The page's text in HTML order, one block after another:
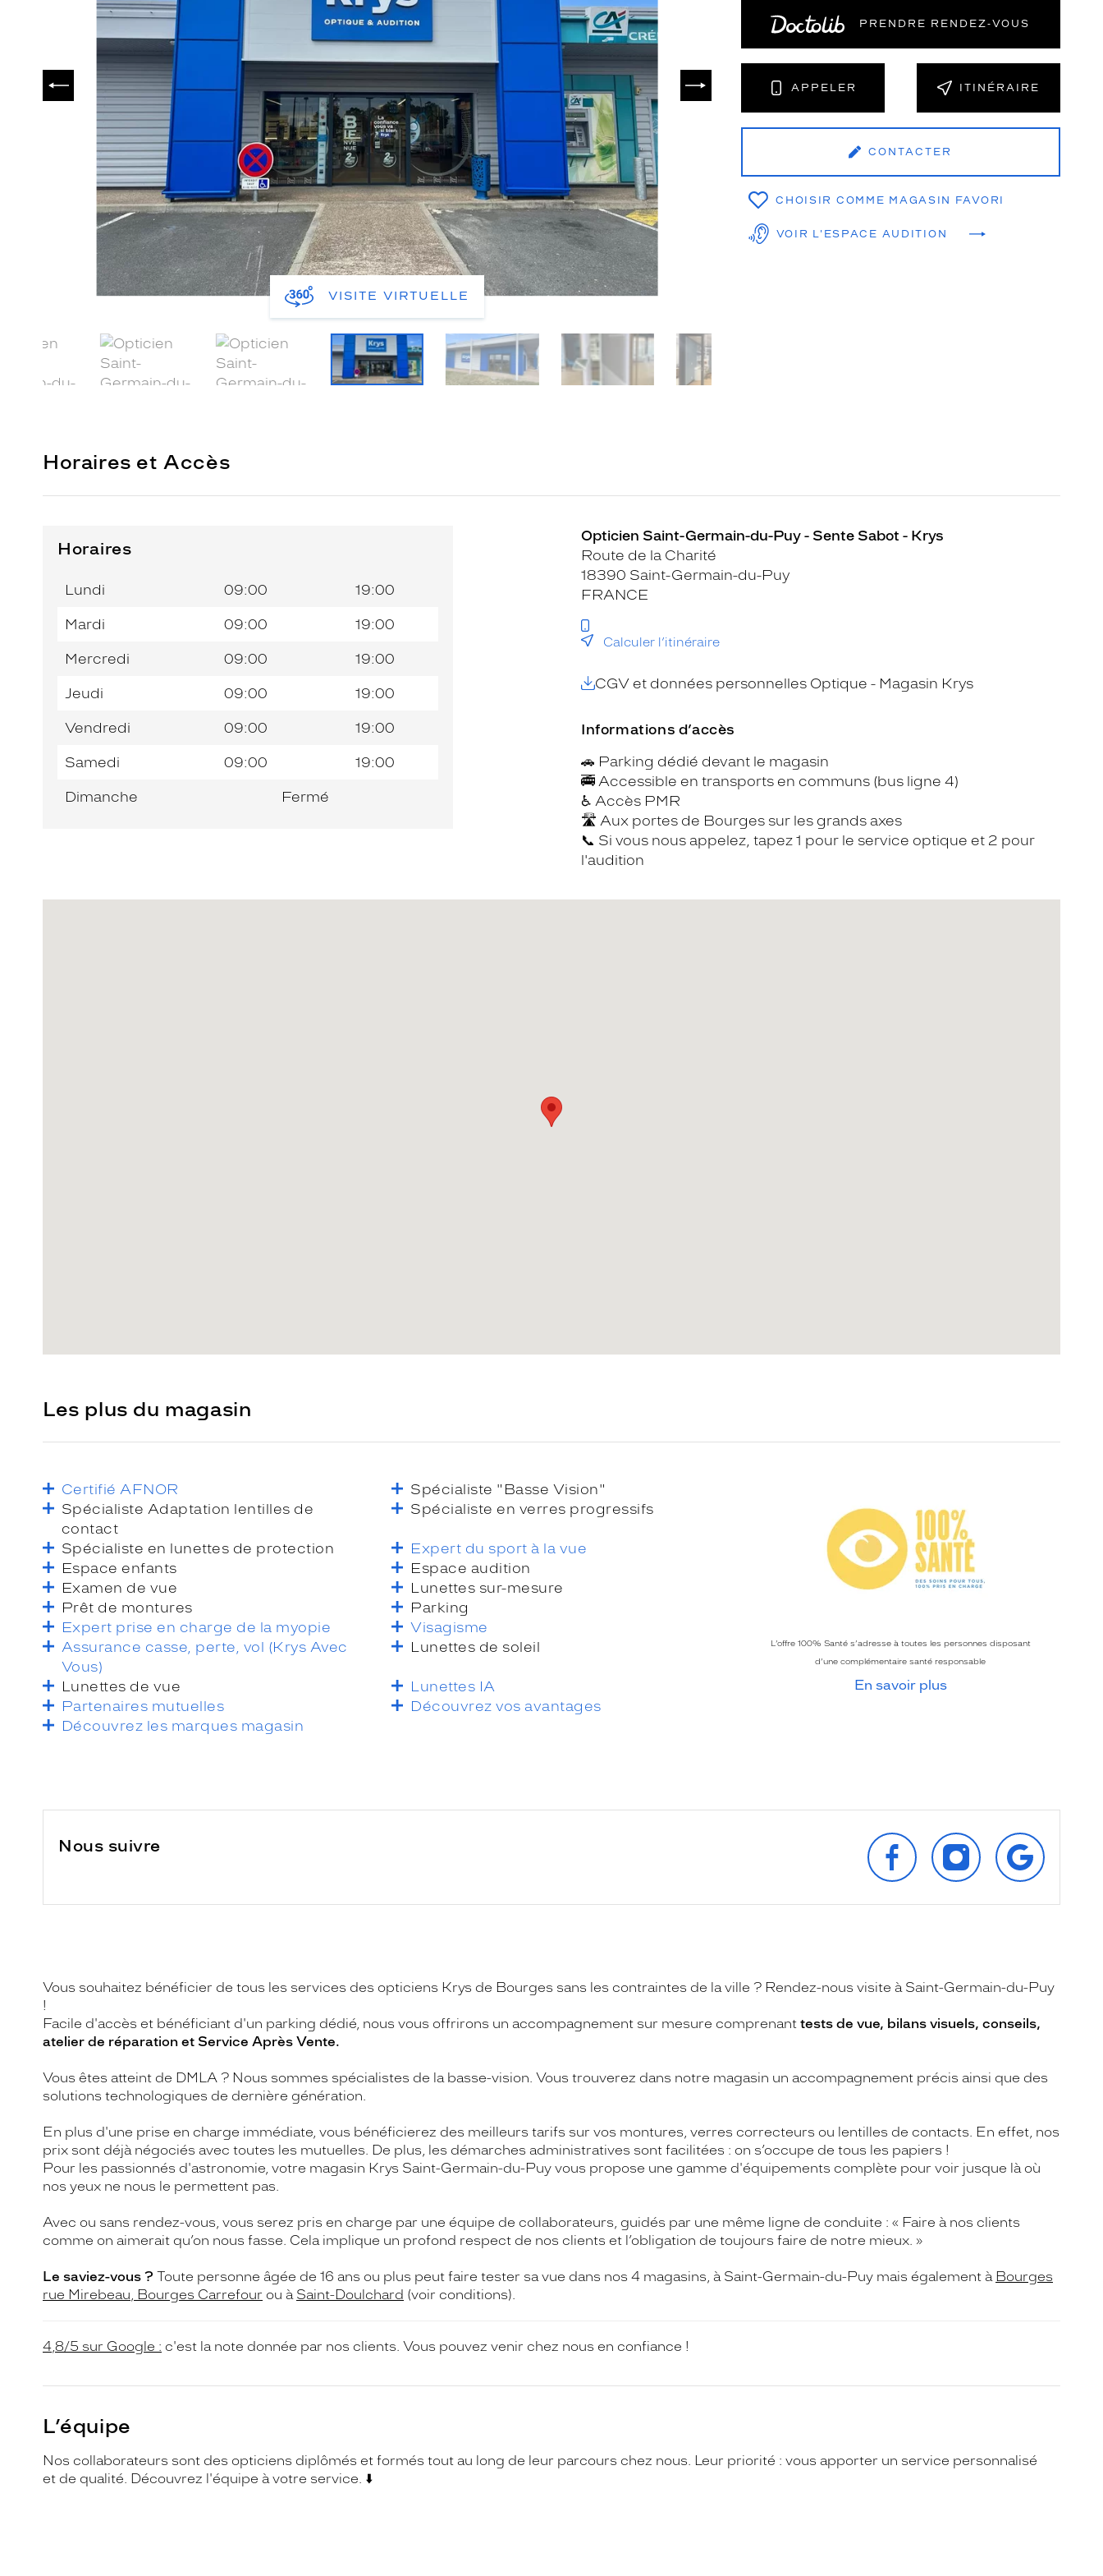
PRÉCÉDENT
VISITE VIRTUELLE
PRENDRE RENDEZ‑VOUS
APPELER ITINÉRAIRE
CONTACTER
CHOISIR COMME MAGASIN FAVORI
VOIR L'ESPACE AUDITION
Horaires et Accès
Horaires
Jour de
semaine
Horaires
l’après-
Lundi 09:00 19:00
Mardi 09:00 19:00
Mercredi 09:00 19:00
Jeudi 09:00 19:00
Vendredi 09:00 19:00
Samedi 09:00 19:00
Dimanche Fermé
Opticien Saint-Germain-du-Puy - Sente Sabot - Krys
Route de la Charité
18390 Saint-Germain-du-Puy
FRANCE
Calculer l’itinéraire
CGV et données personnelles Optique - Magasin Krys
Informations d’accès
🚗 Parking dédié devant le magasin
🚎 Accessible en transports en communs (bus ligne 4)
♿️ Accès PMR
🛣 Aux portes de Bourges sur les grands axes
📞 Si vous nous appelez, tapez 1 pour le service optique et 2 pour
l'audition
Les plus du magasin
Certifié AFNOR
Spécialiste "Basse Vision"
Spécialiste Adaptation lentilles de
contact
Spécialiste en verres progressifs
Spécialiste en lunettes de protection
Expert du sport à la vue
Espace enfants
Espace audition
Examen de vue
Lunettes sur-mesure
Prêt de montures
Parking
Expert prise en charge de la myopie
Visagisme
Assurance casse, perte, vol (Krys Avec
Vous)
Lunettes de soleil
Lunettes de vue
Lunettes IA
Partenaires mutuelles
Découvrez vos avantages
Découvrez les marques magasin
L’offre 100% Santé s’adresse à toutes les personnes disposant
d’une complémentaire santé responsable
En savoir plus
Nous suivre
SUIVEZ‑NOUS
SUR
FACEBOOK
SUIVEZ‑NOUS
SUR
INSTAGRAM
SUR
GOOGLE
Vous souhaitez bénéficier de tous les services des opticiens Krys de Bourges sans les contraintes de la ville ? Rendez-nous visite à Saint-Germain-du-Puy
!
Facile d'accès et bénéficiant d'un parking dédié, nous vous offrirons un accompagnement sur mesure comprenant tests de vue, bilans visuels, conseils,
atelier de réparation et Service Après Vente.
Vous êtes atteint de DMLA ? Nous sommes spécialistes de la basse-vision. Vous trouverez dans notre magasin un accompagnement précis ainsi que des
solutions technologiques de dernière génération.
En plus d'une prise en charge immédiate, vous bénéficierez des meilleurs tarifs sur vos montures, verres correcteurs ou lentilles de contacts. En effet, nos
prix sont déjà négociés avec toutes les mutuelles. De plus, les démarches administratives sont facilitées : on s’occupe de tous les papiers !
Pour les passionnés d'astronomie, votre magasin Krys Saint-Germain-du-Puy vous propose une gamme d'équipements complète pour voir jusque là où
nos yeux ne nous le permettent pas.
Avec ou sans rendez-vous, vous serez pris en charge par une équipe de collaborateurs, guidés par une même ligne de conduite : « Faire à nos clients
comme on aimerait qu’on nous fasse. Cela implique un profond respect de nos clients et l’obligation de toujours faire de notre mieux. »
Le saviez-vous ? Toute personne âgée de 16 ans ou plus peut faire tester sa vue dans nos 4 magasins, à Saint-Germain-du-Puy mais également à Bourges
rue Mirebeau, Bourges Carrefour ou à Saint-Doulchard (voir conditions).
4,8/5 sur Google : c'est la note donnée par nos clients. Vous pouvez venir chez nous en confiance !
L’équipe
Nos collaborateurs sont des opticiens diplômés et formés tout au long de leur parcours chez nous. Leur priorité : vous apporter un service personnalisé
et de qualité. Découvrez l'équipe à votre service. ⬇️